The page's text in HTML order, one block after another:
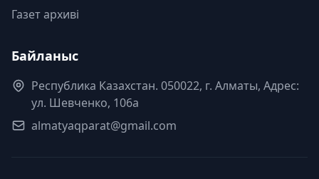
Газет архиві
Байланыс
Республика Казахстан. 050022, г. Алматы, Адрес:
ул. Шевченко, 106а
almatyaqparat@gmail.com